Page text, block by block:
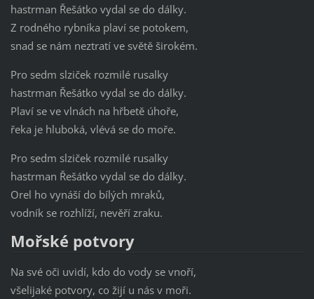
hastrman Řešátko vydal se do dálky.
Z rodného rybníka plaví se potokem,
snad se nám neztratí ve světě širokém.
Pro sedm slziček rozmilé rusalky
hastrman Řešátko vydal se do dálky.
Plaví se ve vlnách na hřbetě úhoře,
řeka je hluboká, vlévá se do moře.
Pro sedm slziček rozmilé rusalky
hastrman Řešátko vydal se do dálky.
Orel ho vynáší do bílých mraků,
vodník se rozhlíží, nevěří zraku.
Mořské potvory
Na své oči uvidí, kdo do vody se vnoří,
všelijaké potvory, co žijí u nás v moři.